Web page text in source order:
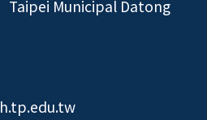
Taipei Municipal Datong